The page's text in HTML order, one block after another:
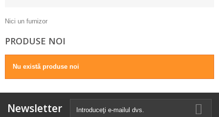
Nici un furnizor
PRODUSE NOI
Nu există produse noi
Newsletter